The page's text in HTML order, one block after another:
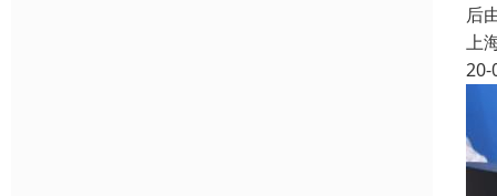
后
上
20-